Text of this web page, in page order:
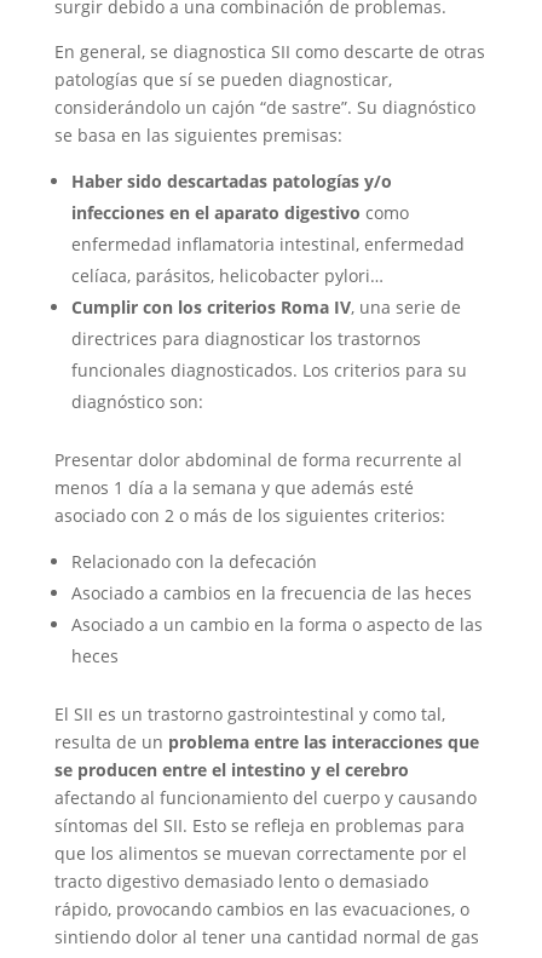
surgir debido a una combinación de problemas.
En general, se diagnostica SII como descarte de otras
patologías que sí se pueden diagnosticar,
considerándolo un cajón “de sastre”. Su diagnóstico
se basa en las siguientes premisas:
Haber sido descartadas patologías y/o
infecciones en el aparato digestivo como
enfermedad inflamatoria intestinal, enfermedad
celíaca, parásitos, helicobacter pylori…
Cumplir con los criterios Roma IV, una serie de
directrices para diagnosticar los trastornos
funcionales diagnosticados. Los criterios para su
diagnóstico son:
Presentar dolor abdominal de forma recurrente al
menos 1 día a la semana y que además esté
asociado con 2 o más de los siguientes criterios:
Relacionado con la defecación
Asociado a cambios en la frecuencia de las heces
Asociado a un cambio en la forma o aspecto de las
heces
El SII es un trastorno gastrointestinal y como tal,
resulta de un problema entre las interacciones que
se producen entre el intestino y el cerebro
afectando al funcionamiento del cuerpo y causando
síntomas del SII. Esto se refleja en problemas para
que los alimentos se muevan correctamente por el
tracto digestivo demasiado lento o demasiado
rápido, provocando cambios en las evacuaciones, o
sintiendo dolor al tener una cantidad normal de gas